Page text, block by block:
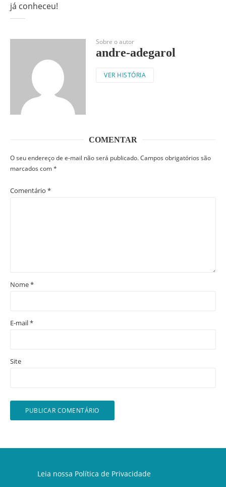
já conheceu!
Sobre o autor
andre-adegarol
VER HISTÓRIA
COMENTAR
O seu endereço de e-mail não será publicado.Campos obrigatórios são
marcados com*
Comentário *
Nome*
E-mail*
Site
Leia nossa Política de Privacidade